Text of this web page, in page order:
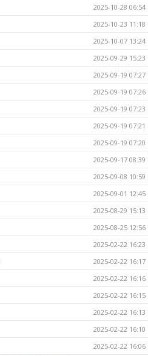
2025-10-28 06:54
2025-10-23 11:18
2025-10-07 13:24
2025-09-29 15:23
2025-09-19 07:27
2025-09-19 07:26
2025-09-19 07:23
2025-09-19 07:21
2025-09-19 07:20
2025-09-17 08:39
2025-09-08 10:59
2025-09-01 12:45
2025-08-29 15:13
2025-08-25 12:56
2025-02-22 16:23
2025-02-22 16:17
2025-02-22 16:16
2025-02-22 16:15
2025-02-22 16:13
2025-02-22 16:10
2025-02-22 16:06